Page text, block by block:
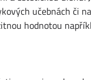
učebnách či
hodnotou